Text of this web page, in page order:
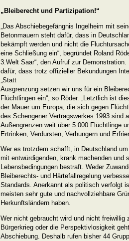
„Bleiberecht und Partizipation!“
„Das Abschiebegefängnis Ingelheim mit
Betonmauern steht dafür, dass in
bekämpft werden und nicht die
eine Schließung ein“, begründet Roland
3.Welt Saar“, den Aufruf zur
dafür, dass trotz offizieller Bekundungen
„Statt
Ausgrenzung setzen wir uns für ein
Flüchtlingen ein“, so Röder. „Letztlich ist
der Mauer um Europa, die sich gegen
des Schengener Vertragswerkes 1993 sind
Außengrenzen weit über 5.000 Flüchtlinge
Ertrinken, Verdursten, Verhungern und
Wer es trotzdem schafft, in Deutschland
mit entwürdigenden, krank machenden und
Lebensbedingungen bestraft. Weder
Bleiberechts- und Härtefallregelung
Standards. Anerkannt als politisch verfolgt
meisten sehr gute und nachvollziehbare
Herkunftsländern haben.
Wer nicht gebraucht wird und nicht freiwillig
Bürgerkrieg oder die Perspektivlosigkeit
Abschiebung. Deshalb rufen bisher 44